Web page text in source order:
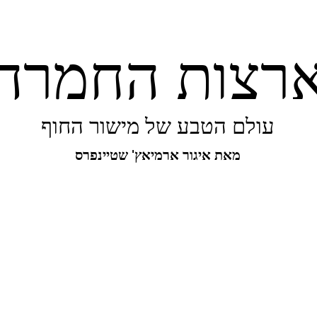
עולם הטבע של מישור החוף
מאת איגור ארמיאץ' שטיינפרס